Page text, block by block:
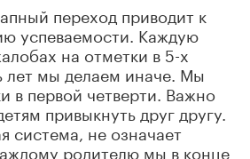
переход приводит к
успеваемости. Каждую
на отметки в 5-х
лет мы делаем иначе. Мы
в первой четверти. Важно
привыкнуть друг другу.
система, не означает
родителю мы в конце